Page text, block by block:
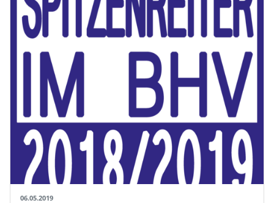
06.05.2019